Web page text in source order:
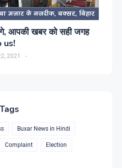
us!
-
2021
Buxar News in Hindi
Complaint Election